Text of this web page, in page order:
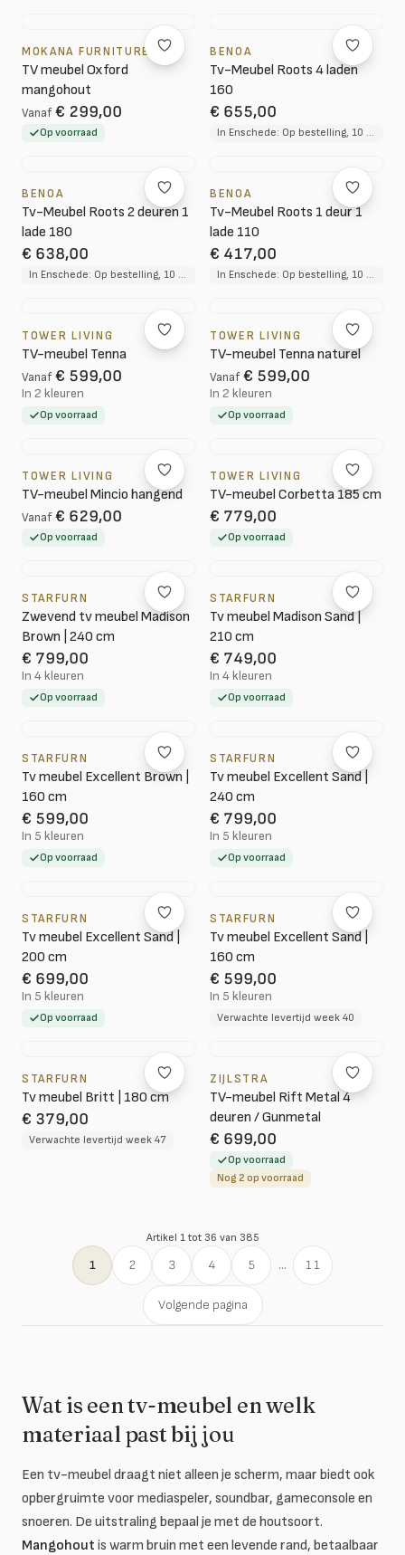
MOKANA FURNITURE
TV meubel Oxford
mangohout
Vanaf € 299,00
Op voorraad
BENOA
Tv-Meubel Roots 4 laden
160
€ 655,00
In Enschede: Op bestelling, 10 tot 12 weken levertijd
BENOA
Tv-Meubel Roots 2 deuren 1
lade 180
€ 638,00
In Enschede: Op bestelling, 10 tot 12 weken levertijd
BENOA
Tv-Meubel Roots 1 deur 1
lade 110
€ 417,00
In Enschede: Op bestelling, 10 tot 12 weken levertijd
TOWER LIVING
TV-meubel Tenna
Vanaf € 599,00
In 2 kleuren
Op voorraad
TOWER LIVING
TV-meubel Tenna naturel
Vanaf € 599,00
In 2 kleuren
Op voorraad
TOWER LIVING
TV-meubel Mincio hangend
Vanaf € 629,00
Op voorraad
TOWER LIVING
TV-meubel Corbetta 185 cm
€ 779,00
Op voorraad
STARFURN
Zwevend tv meubel Madison
Brown | 240 cm
€ 799,00
In 4 kleuren
Op voorraad
STARFURN
Tv meubel Madison Sand |
210 cm
€ 749,00
In 4 kleuren
Op voorraad
STARFURN
Tv meubel Excellent Brown |
160 cm
€ 599,00
In 5 kleuren
Op voorraad
STARFURN
Tv meubel Excellent Sand |
240 cm
€ 799,00
In 5 kleuren
Op voorraad
STARFURN
Tv meubel Excellent Sand |
200 cm
€ 699,00
In 5 kleuren
Op voorraad
STARFURN
Tv meubel Excellent Sand |
160 cm
€ 599,00
In 5 kleuren
Verwachte levertijd week 40
STARFURN
Tv meubel Britt | 180 cm
€ 379,00
Verwachte levertijd week 47
ZIJLSTRA
TV-meubel Rift Metal 4
deuren / Gunmetal
€ 699,00
Op voorraad
Nog 2 op voorraad
Artikel 1 tot 36 van 385
1 2 3 4 5 ... 11
Volgende pagina
Wat is een tv-meubel en welk
materiaal past bij jou
Een tv-meubel draagt niet alleen je scherm, maar biedt ook
opbergruimte voor mediaspeler, soundbar, gameconsole en
snoeren. De uitstraling bepaal je met de houtsoort.
Mangohout is warm bruin met een levende rand, betaalbaar